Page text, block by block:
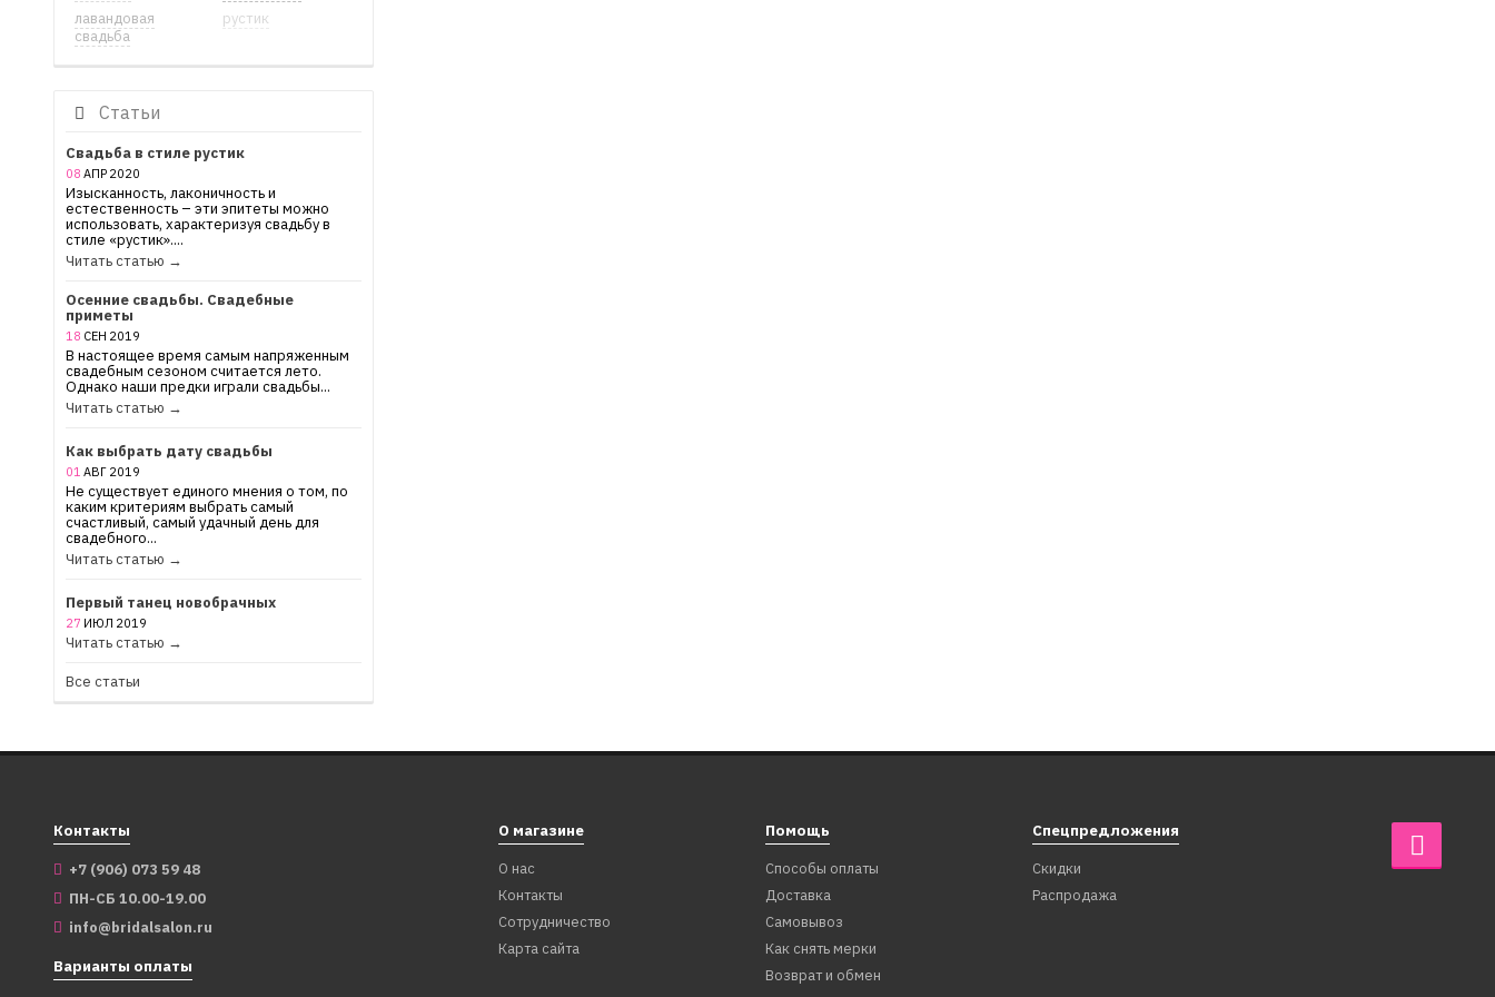
лавандовая
свадьба
рустик
Статьи
Свадьба в стиле рустик
08 АПР 2020
Изысканность, лаконичность и
естественность – эти эпитеты можно
использовать, характеризуя свадьбу в
стиле «рустик»....
Читать статью →
Осенние свадьбы. Свадебные
приметы
18 СЕН 2019
В настоящее время самым напряженным
свадебным сезоном считается лето.
Однако наши предки играли свадьбы...
Читать статью →
Как выбрать дату свадьбы
01 АВГ 2019
Не существует единого мнения о том, по
каким критериям выбрать самый
счастливый, самый удачный день для
свадебного...
Читать статью →
Первый танец новобрачных
27 ИЮЛ 2019
Читать статью →
Все статьи
Контакты
+7 (906) 073 59 48
ПН-СБ 10.00-19.00
info@bridalsalon.ru
Варианты оплаты
О магазине
О нас
Контакты
Сотрудничество
Карта сайта
Помощь
Способы оплаты
Доставка
Самовывоз
Как снять мерки
Возврат и обмен
Спецпредложения
Скидки
Распродажа